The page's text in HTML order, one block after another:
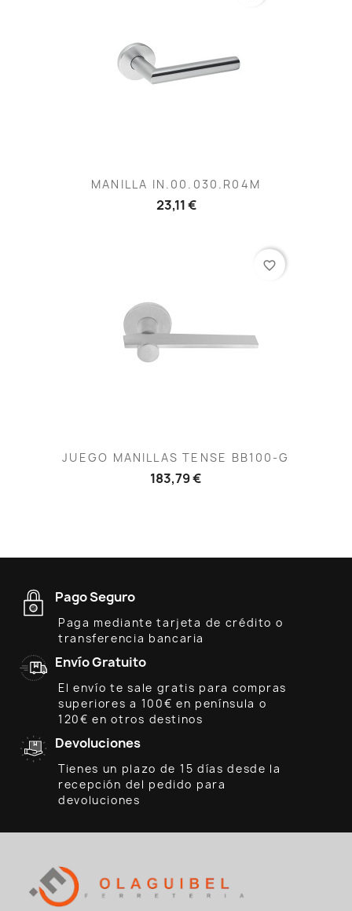
MANILLA IN.00.030.R04M
23,11 €
JUEGO MANILLAS TENSE BB100-G
183,79 €
favorite_border
Pago Seguro
Paga mediante tarjeta de crédito o
transferencia bancaria
Envío Gratuito
El envío te sale gratis para compras
superiores a 100€ en península o
120€ en otros destinos
Devoluciones
Tienes un plazo de 15 días desde la
recepción del pedido para
devoluciones